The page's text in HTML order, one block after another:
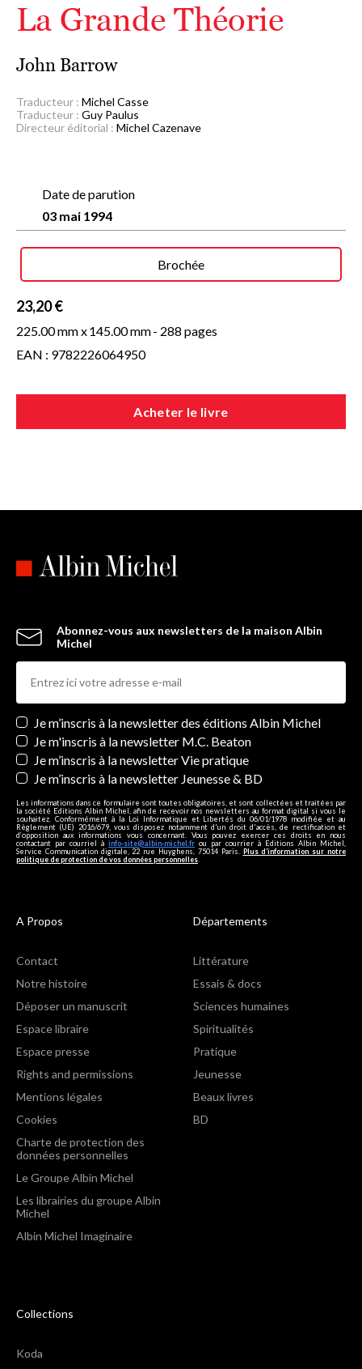
La Grande Théorie
John Barrow
Traducteur : Michel Casse
Traducteur : Guy Paulus
Directeur éditorial : Michel Cazenave
Date de parution
03 mai 1994
Brochée
23,20 €
225.00 mm x145.00 mm- 288 pages
EAN : 9782226064950
Acheter le livre
Abonnez-vous aux newsletters de la maison Albin
Michel
Newsletters
Je m’inscris à la newsletter des éditions Albin Michel
Je m'inscris à la newsletter M.C. Beaton
Je m’inscris à la newsletter Vie pratique
Je m’inscris à la newsletter Jeunesse & BD
Les informations dans ce formulaire sont toutes obligatoires, et sont collectées et traitées par
la société Editions Albin Michel, afin de recevoir nos newsletters au format digital si vous le
souhaitez. Conformément à la Loi Informatique et Libertés du 06/01/1978 modifiée et au
Règlement (UE) 2016/679, vous disposez notamment d'un droit d'accès, de rectification et
d’opposition aux informations vous concernant. Vous pouvez exercer ces droits en nous
contactant par courriel à info-site@albin-michel.fr ou par courrier à Editions Albin Michel,
Service Communication digitale, 22 rue Huyghens, 75014 Paris. Plus d’information sur notre
politique de protection de vos données personnelles.
A Propos
Contact
Notre histoire
Déposer un manuscrit
Espace libraire
Espace presse
Rights and permissions
Mentions légales
Cookies
Charte de protection des
données personnelles
Le Groupe Albin Michel
Les librairies du groupe Albin
Michel
Albin Michel Imaginaire
Départements
Littérature
Essais & docs
Sciences humaines
Spiritualités
Pratique
Jeunesse
Beaux livres
BD
Collections
Koda